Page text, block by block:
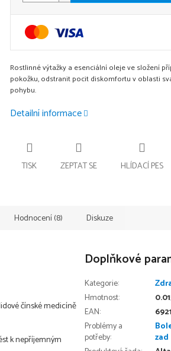
Rostlinné výtažky a esenciální oleje ve složení
pokožku, odstranit pocit diskomfortu v oblasti
pohybu.
Detailní informace
TISK ZEPTAT SE HLÍDACÍ PES
Hodnocení (8) Diskuze
čínské medicíně
k nepříjemným
Doplňkové
Kategorie:
Hmotnost:
EAN:
Problémy a
potřeby:
zad